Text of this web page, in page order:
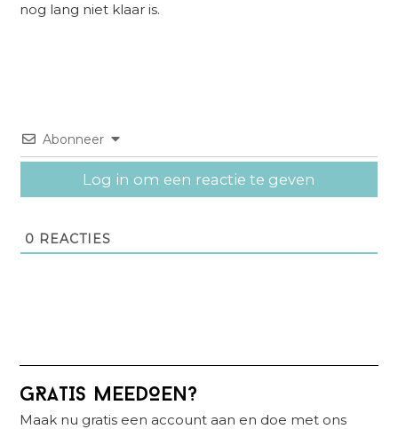
nog lang niet klaar is.
Abonneer
Log in om een reactie te geven
0 REACTIES
Primaire
Sidebar
GRATIS MEEDOEN?
Maak nu gratis een account aan en doe met ons